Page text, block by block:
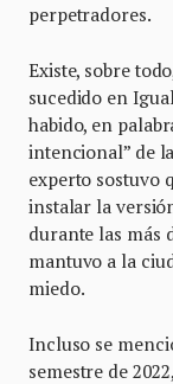
perpetradores.
Existe, sobre
sucedido en
habido, en
intencional” de
experto sostuvo
instalar la
durante las más
mantuvo a la
miedo.
Incluso se
semestre de